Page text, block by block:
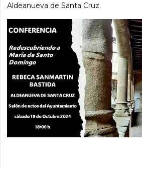
Aldeanueva de Santa Cruz.